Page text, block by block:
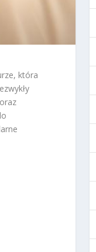
która